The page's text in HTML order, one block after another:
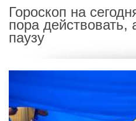
Гороскоп на
пора
паузу